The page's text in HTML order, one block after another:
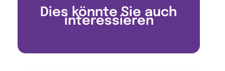
Dies könnte Sie auch
interessieren